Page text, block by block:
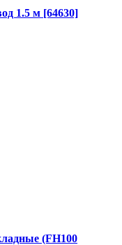
1.5 м [64630]
(FH100